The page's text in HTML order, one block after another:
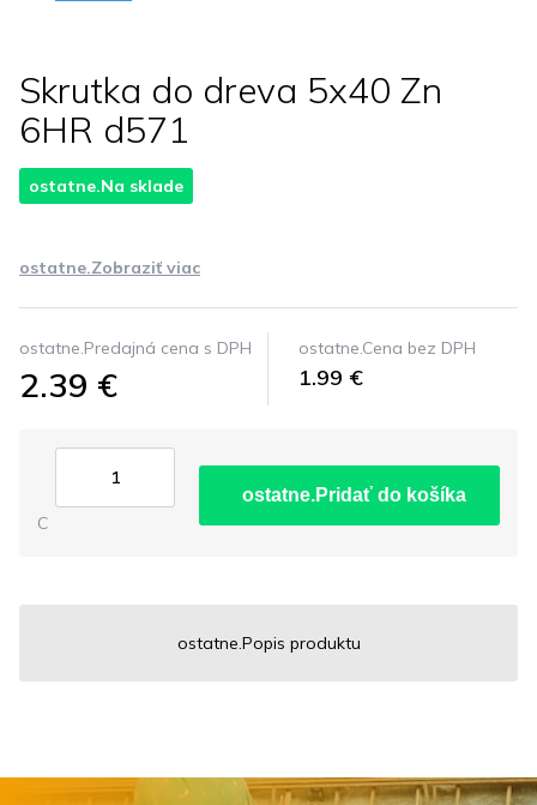
Skrutka do dreva 5x40 Zn
6HR d571
ostatne.Na sklade
ostatne.Zobraziť viac
ostatne.Predajná cena s DPH
2.39 €
ostatne.Cena bez DPH
1.99 €
C
ostatne.Pridať do košíka
ostatne.Popis produktu